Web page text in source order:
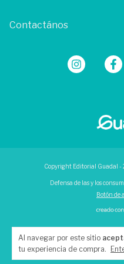
Al navegar por este sitio
tu experiencia de compra.
Contactános
Copyright Editorial Guadal -
Defensa de las y los
Botón de